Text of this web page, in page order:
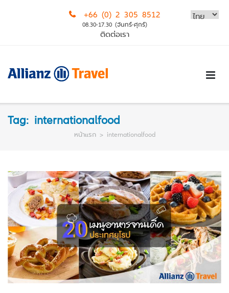
+66 (0) 2 305 8512
08.30-17.30 (จันทร์-ศุกร์)
ติดต่อเรา
Tag: internationalfood
หน้าแรก> internationalfood